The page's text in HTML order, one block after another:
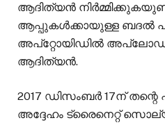
ആദിത്യൻ
ആപ്പുകൾക്കായുള്ള ബദൽ
അപ്റ്റോയിഡിൽ
ആദിത്യൻ.
2017 ഡിസംബർ 17ന്
അദ്ദേഹം ട്രൈനെറ്റ്